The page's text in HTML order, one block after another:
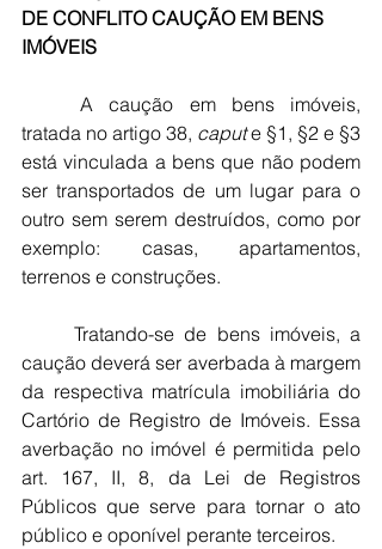
DE CONFLITO CAUÇÃO EM BENS
IMÓVEIS
	A caução em bens imóveis,
tratada no artigo 38, caput e §1, §2 e §3
está vinculada a bens que não podem
ser transportados de um lugar para o
outro sem serem destruídos, como por
exemplo: casas, apartamentos,
terrenos e construções.
	Tratando-se de bens imóveis, a
caução deverá ser averbada à margem
da respectiva matrícula imobiliária do
Cartório de Registro de Imóveis. Essa
averbação no imóvel é permitida pelo
art. 167, II, 8, da Lei de Registros
Públicos que serve para tornar o ato
público e oponível perante terceiros.